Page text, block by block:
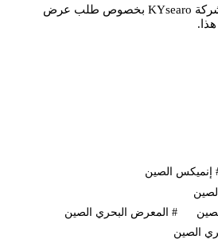
أوافق على أن تتصل بي شركة KYsearo بخصوص طلب عرض
إنميكس الصين
#المعرض البحري الصين
الصين